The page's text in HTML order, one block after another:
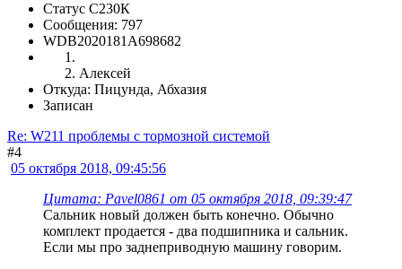
Статус С230К
Сообщения: 797
WDB2020181A698682
Алексей
Откуда: Пицунда, Абхазия
Записан
Re: W211 проблемы с тормозной системой
#4
05 октября 2018, 09:45:56
Цитата: Pavel0861 от 05 октября 2018, 09:39:47
Сальник новый должен быть конечно. Обычно
комплект продается - два подшипника и сальник.
Если мы про заднеприводную машину говорим.